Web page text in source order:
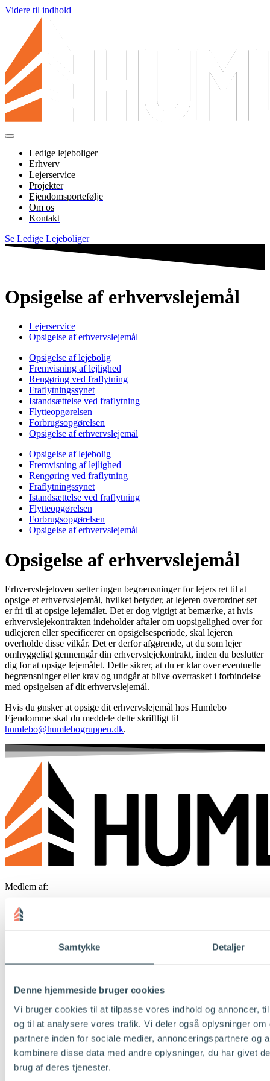
Samtykke Detaljer
Denne hjemmeside bruger cookies
Vi bruger cookies til at tilpasse vores indhold og annoncer,
og til at analysere vores trafik. Vi deler også oplysninger
partnere inden for sociale medier, annonceringspartnere og
kombinere disse data med andre oplysninger, du har givet
brug af deres tjenester.
Videre til indhold
Ledige lejeboliger
Erhverv
Lejerservice
Projekter
Ejendomsportefølje
Om os
Kontakt
Se Ledige Lejeboliger
Opsigelse af erhvervslejemål
Lejerservice
Opsigelse af erhvervslejemål
Opsigelse af lejebolig
Fremvisning af lejlighed
Rengøring ved fraflytning
Fraflytningssynet
Istandsættelse ved fraflytning
Flytteopgørelsen
Forbrugsopgørelsen
Opsigelse af erhvervslejemål
Opsigelse af lejebolig
Fremvisning af lejlighed
Rengøring ved fraflytning
Fraflytningssynet
Istandsættelse ved fraflytning
Flytteopgørelsen
Forbrugsopgørelsen
Opsigelse af erhvervslejemål
Opsigelse af erhvervslejemål
Erhvervslejeloven sætter ingen begrænsninger for lejers ret til at
opsige et erhvervslejemål, hvilket betyder, at lejeren overordnet set
er fri til at opsige lejemålet. Det er dog vigtigt at bemærke, at hvis
erhvervslejekontrakten indeholder aftaler om uopsigelighed over for
udlejeren eller specificerer en opsigelsesperiode, skal lejeren
overholde disse vilkår. Det er derfor afgørende, at du som lejer
omhyggeligt gennemgår din erhvervslejekontrakt, inden du beslutter
dig for at opsige lejemålet. Dette sikrer, at du er klar over eventuelle
begrænsninger eller krav og undgår at blive overrasket i forbindelse
med opsigelsen af dit erhvervslejemål.
Hvis du ønsker at opsige dit erhvervslejemål hos Humlebo
Ejendomme skal du meddele dette skriftligt til
humlebo@humlebogruppen.dk.
Medlem af:
Kontor
Humlebo Ejendomme A/S
Klokkestøbervej 18
5230 Odense M
CVR 28861850
humlebo@humlebogruppen.dk